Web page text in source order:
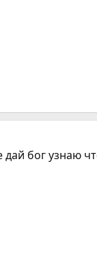
бог узнаю